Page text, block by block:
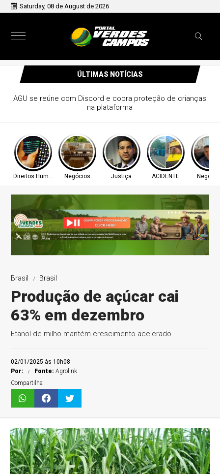
Saturday, 08 de August de 2026
ÚLTIMAS NOTÍCIAS
AGU se reúne com Discord e cobra proteção de crianças
na plataforma
Direitos Humanos Negócios Justiça ACIDENTE
Brasil Brasil
Produção de açúcar cai
63% em dezembro
Etanol de milho mantém crescimento acelerado
02/01/2025 às 10h08
Por:
Fonte:Agrolink
Compartilhe: